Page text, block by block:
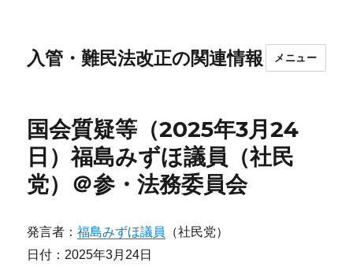
入管・難民法改正の関連情報 メニュー
国会質疑等（2025年3月24
日）福島みずほ議員（社民
党）＠参・法務委員会
発言者：福島みずほ議員
（社民党）
日付：2025年3月24日